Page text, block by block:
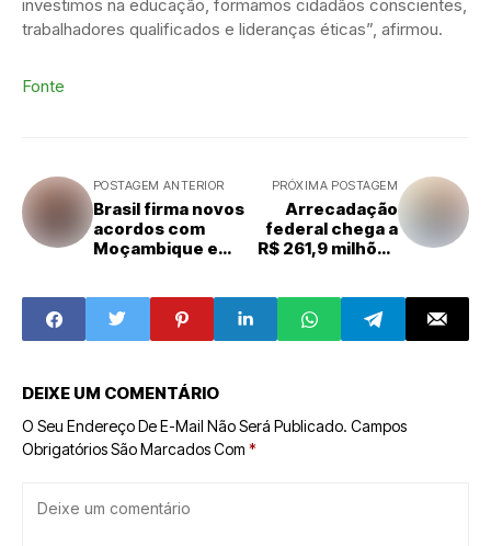
investimos na educação, formamos cidadãos conscientes,
trabalhadores qualificados e lideranças éticas”, afirmou.
Fonte
POSTAGEM ANTERIOR
Brasil firma novos
acordos com
Moçambique e
na África
PRÓXIMA POSTAGEM
Arrecadação
federal chega a
R$ 261,9 milhões
DEIXE UM COMENTÁRIO
O Seu Endereço De E-Mail Não Será Publicado. Campos
Obrigatórios São Marcados Com *